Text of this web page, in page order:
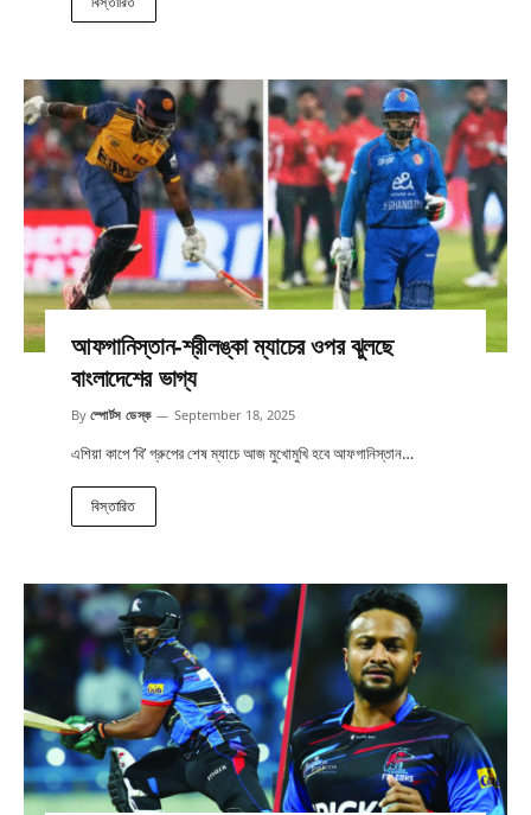
আফগানিস্তান-শ্রীলঙ্কা ম্যাচের ওপর ঝুলছে
বাংলাদেশের ভাগ্য
By স্পোর্টস ডেস্ক September 18, 2025
এশিয়া কাপে ‘বি’ গ্রুপের শেষ ম্যাচে আজ মুখোমুখি হবে আফগানিস্তান…
বিস্তারিত